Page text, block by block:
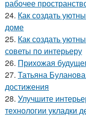
рабочее
24. Как создать
доме
25. Как создать
советы по интерьеру
26. Прихожая
27. Татьяна
достижения
28. Улучшите
технологии укладки